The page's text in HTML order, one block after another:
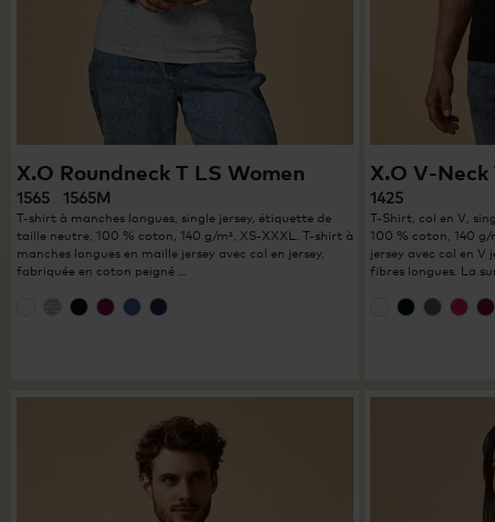
X.O Roundneck T LS Women
1565 1565M
T-shirt à manches longues, single jersey, étiquette de
taille neutre, 100 % coton, 140 g/m², XS-XXXL. T-shirt à
manches longues en maille jersey avec col en jersey,
fabriquée en coton peigné …
X.O V-
1425
T-Shirt, col en V,
100 % coton, 140 g/
jersey avec col en V
fibres longues. La